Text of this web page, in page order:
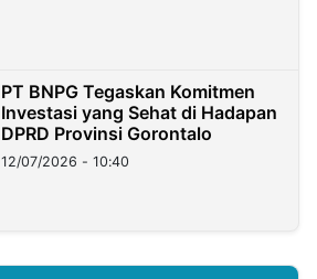
PT BNPG Tegaskan Komitmen
Investasi yang Sehat di Hadapan
DPRD Provinsi Gorontalo
12/07/2026 - 10:40